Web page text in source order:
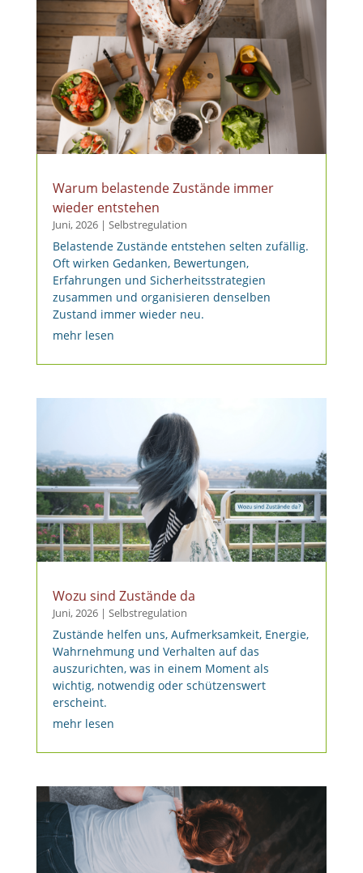
Warum belastende Zustände immer
wieder entstehen
Juni, 2026| Selbstregulation
Belastende Zustände entstehen selten zufällig.
Oft wirken Gedanken, Bewertungen,
Erfahrungen und Sicherheitsstrategien
zusammen und organisieren denselben
Zustand immer wieder neu.
mehr lesen
Wozu sind Zustände da
Juni, 2026| Selbstregulation
Zustände helfen uns, Aufmerksamkeit, Energie,
Wahrnehmung und Verhalten auf das
auszurichten, was in einem Moment als
wichtig, notwendig oder schützenswert
erscheint.
mehr lesen